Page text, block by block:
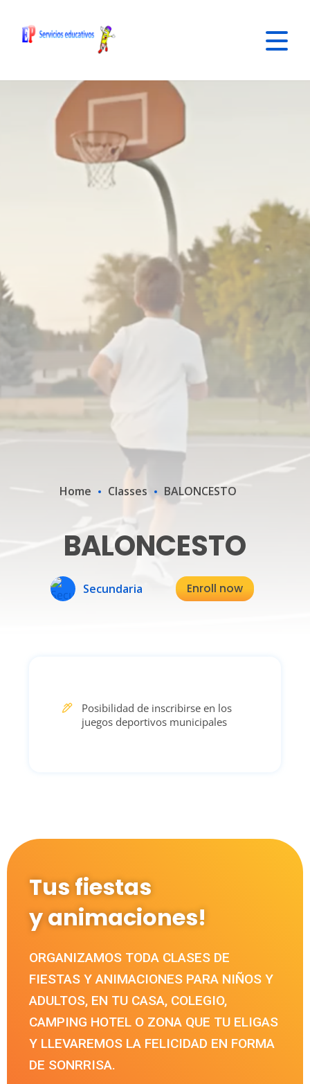
Home Classes BALONCESTO
BALONCESTO
Secundaria Enroll now
Posibilidad de inscribirse en los
juegos deportivos municipales
Tus fiestas
y animaciones!
ORGANIZAMOS TODA CLASES DE
FIESTAS Y ANIMACIONES PARA NIÑOS Y
ADULTOS, EN TU CASA, COLEGIO,
CAMPING HOTEL O ZONA QUE TU ELIGAS
Y LLEVAREMOS LA FELICIDAD EN FORMA
DE SONRRISA.